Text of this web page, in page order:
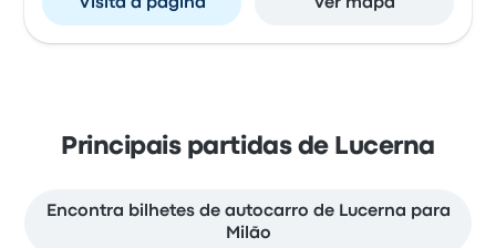
Visita a página Ver mapa
Principais partidas de Lucerna
Encontra bilhetes de autocarro de Lucerna para
Milão